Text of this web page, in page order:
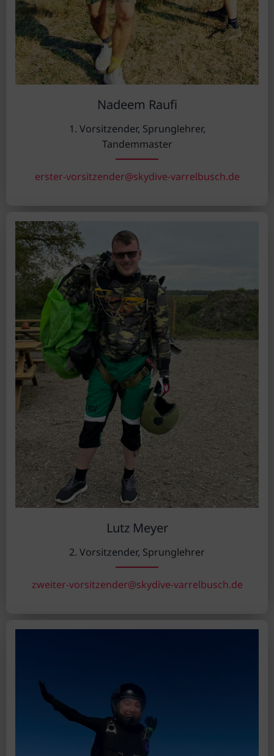
Nadeem Raufi
1. Vorsitzender, Sprunglehrer,
Tandemmaster
erster-vorsitzender@skydive-varrelbusch.de
Lutz Meyer
2. Vorsitzender, Sprunglehrer
zweiter-vorsitzender@skydive-varrelbusch.de